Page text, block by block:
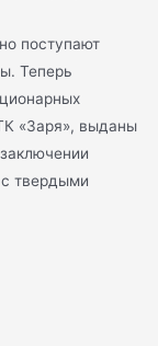
поступают
Теперь
«Заря», выданы
твердыми